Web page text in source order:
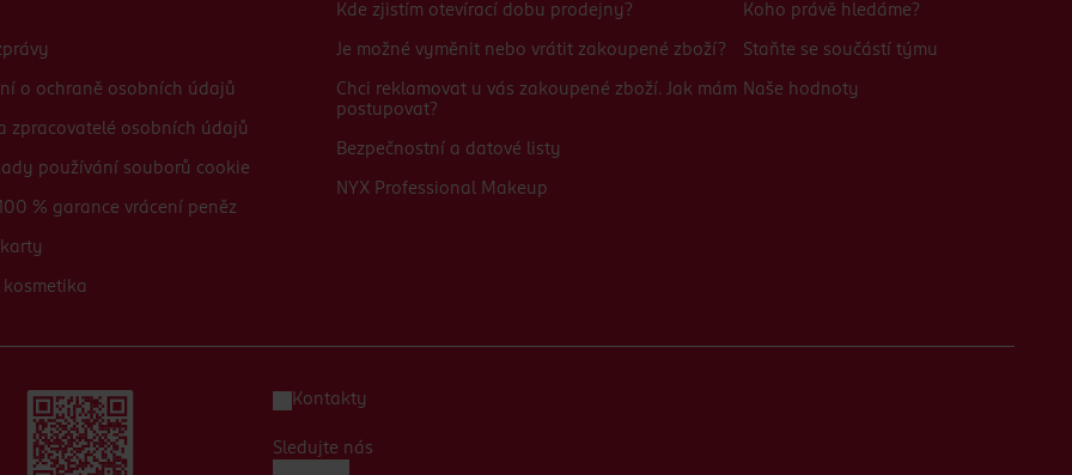
o ochraně osobních údajů
zpracovatelé osobních údajů
používání souborů cookie
% garance vrácení peněz
kosmetika
Kde zjistím otevírací dobu prodejny?
Je možné vyměnit nebo vrátit zakoupené zboží?
Chci reklamovat u vás zakoupené zboží. Jak mám
postupovat?
Bezpečnostní a datové listy
NYX Professional Makeup
Koho právě hledáme?
Staňte se součástí týmu
Naše hodnoty
Kontakty
Sledujte nás